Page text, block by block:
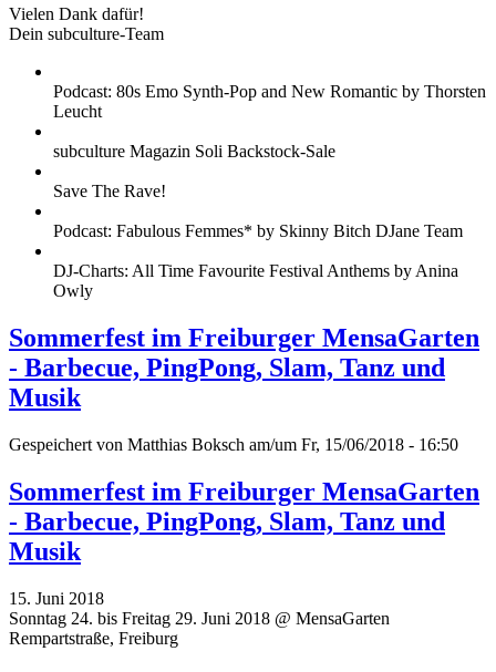
Vielen Dank dafür!
Dein subculture-Team
Podcast: 80s Emo Synth-Pop and New Romantic by Thorsten
Leucht
subculture Magazin Soli Backstock-Sale
Save The Rave!
Podcast: Fabulous Femmes* by Skinny Bitch DJane Team
DJ-Charts: All Time Favourite Festival Anthems by Anina
Owly
Sommerfest im Freiburger MensaGarten
- Barbecue, PingPong, Slam, Tanz und
Musik
Gespeichert von Matthias Boksch am/um Fr, 15/06/2018 - 16:50
Sommerfest im Freiburger MensaGarten
- Barbecue, PingPong, Slam, Tanz und
Musik
15. Juni 2018
Sonntag 24. bis Freitag 29. Juni 2018 @ MensaGarten
Rempartstraße, Freiburg